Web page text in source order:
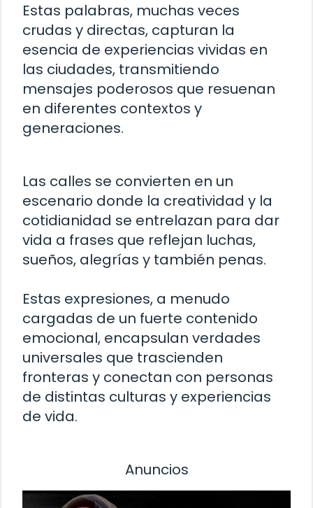
Estas palabras, muchas veces
crudas y directas, capturan la
esencia de experiencias vividas en
las ciudades, transmitiendo
mensajes poderosos que resuenan
en diferentes contextos y
generaciones.
Las calles se convierten en un
escenario donde la creatividad y la
cotidianidad se entrelazan para dar
vida a frases que reflejan luchas,
sueños, alegrías y también penas.
Estas expresiones, a menudo
cargadas de un fuerte contenido
emocional, encapsulan verdades
universales que trascienden
fronteras y conectan con personas
de distintas culturas y experiencias
de vida.
Anuncios